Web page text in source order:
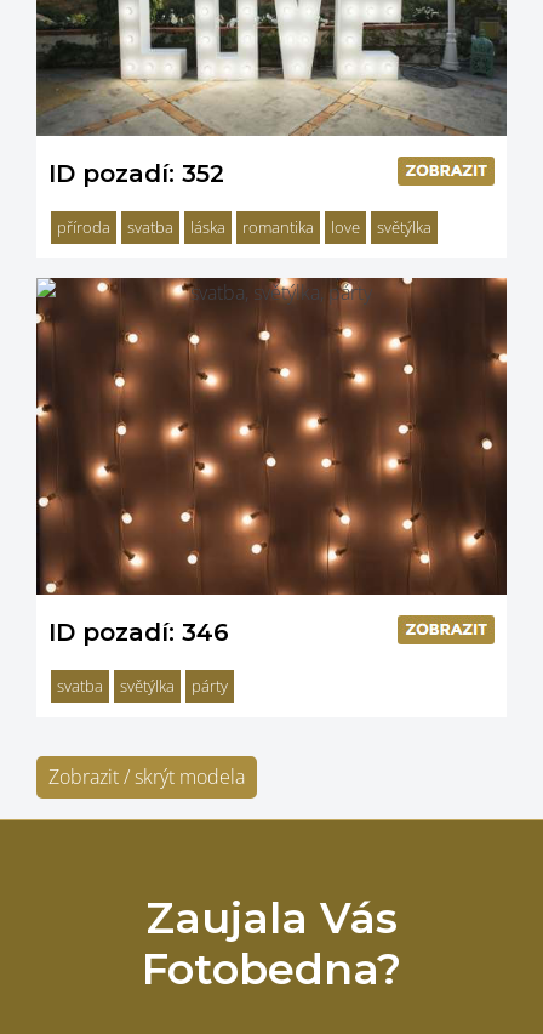
ID pozadí: 352
příroda svatba láska romantika love světýlka
ID pozadí: 346
svatba světýlka párty
Zobrazit / skrýt modela
Zaujala Vás
Fotobedna?